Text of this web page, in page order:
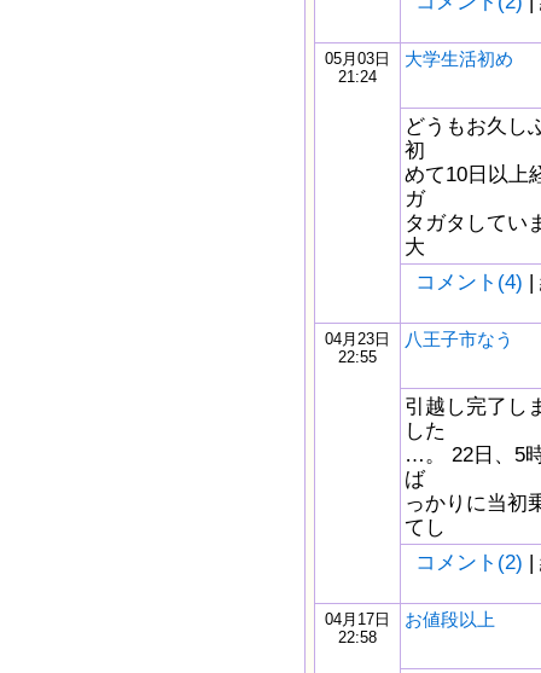
05月03日
21:24
大学生活初め
どうもお久し
初
めて10日以上
ガ
タガタしてい
大
コメント(4) |
04月23日
22:55
八王子市なう
引越し完了し
した
…。 22日、5
ば
っかりに当初
てし
コメント(2) |
04月17日
22:58
お値段以上